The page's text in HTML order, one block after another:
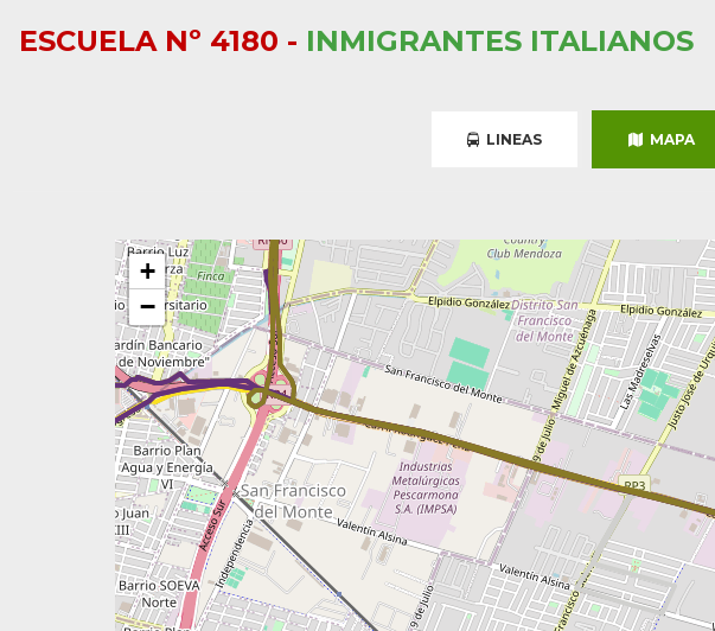
ESCUELA Nº 4180 - INMIGRANTES ITALIANOS
LINEAS MAPA
+
−